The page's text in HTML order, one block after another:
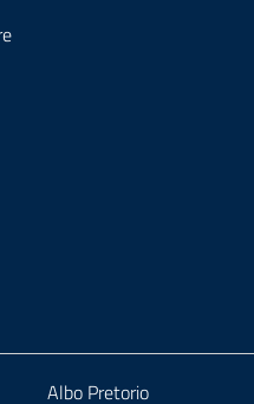
Albo Pretorio